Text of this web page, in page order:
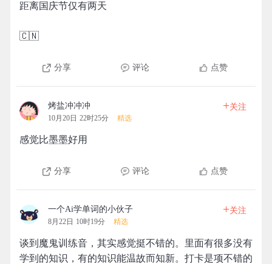
距离国庆节仅有两天
🇨🇳
分享 评论 点赞
烤盐冲冲冲
10月20日 22时25分 精选
+关注
感觉比墨墨好用
分享 评论 点赞
一个Ai学单词的小伙子
8月22日 10时19分 精选
+关注
谈到魔鬼训练音，其实感觉挺不错的。里面有很多没有
学到的知识，有的知识能温故而知新。打卡是项不错的